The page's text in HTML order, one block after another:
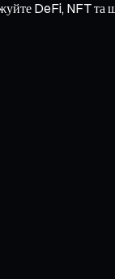
DeFi, NFT